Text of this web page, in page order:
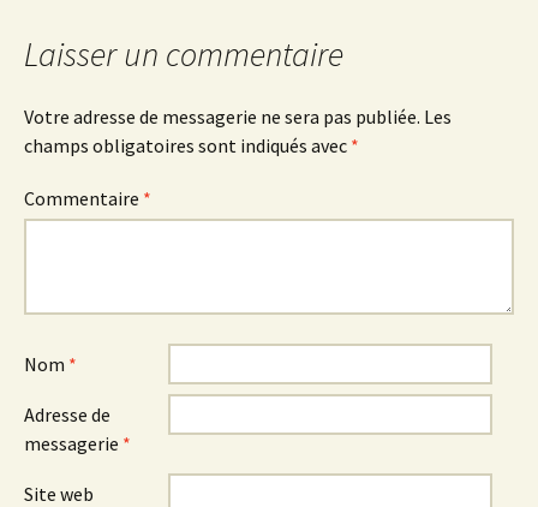
Laisser un commentaire
Votre adresse de messagerie ne sera pas publiée. Les
champs obligatoires sont indiqués avec *
Commentaire *
Nom *
Adresse de
messagerie *
Site web